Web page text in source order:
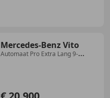
Mercedes-Benz Vito
Automaat Pro Extra Lang 9-